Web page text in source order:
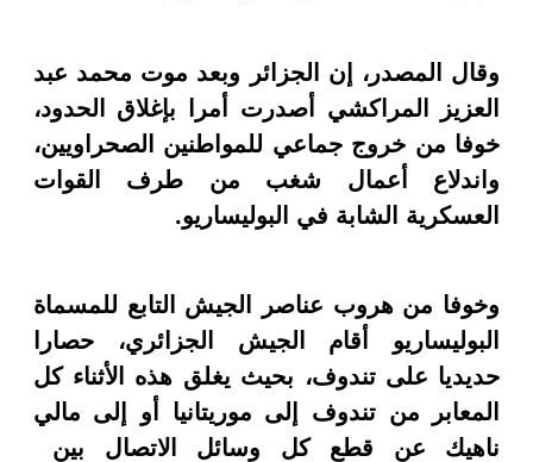
وقال المصدر، إن الجزائر وبعد موت محمد عبد
العزيز المراكشي أصدرت أمرا بإغلاق الحدود،
خوفا من خروج جماعي للمواطنين الصحراويين،
واندلاع أعمال شغب من طرف القوات
العسكرية الشابة في البوليساريو.
وخوفا من هروب عناصر الجيش التابع للمسماة
البوليساريو أقام الجيش الجزائري، حصارا
حديديا على تندوف، بحيث يغلق هذه الأثناء كل
المعابر من تندوف إلى موريتانيا أو إلى مالي
ناهيك عن قطع كل وسائل الاتصال بين